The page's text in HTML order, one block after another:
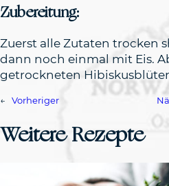
Zubereitung:
Zuerst alle Zutaten trocken
dann noch einmal mit Eis.
getrockneten
← Vorheriger
Weitere Rezepte